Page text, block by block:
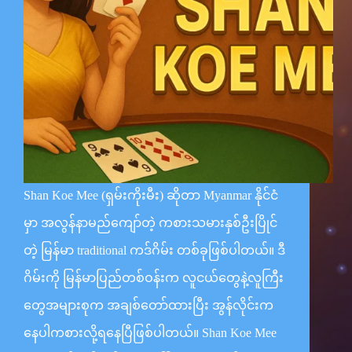
Shan Koe Mee (ရှမ်းကိုးမီး) ဆိုတာ Myanmar နိုင်ငံ
မှာ အလွန်နာမည်ကျော်တဲ့ ကစားသမားနှစ်ဦးပြိုင်
တဲ့ မြန်မာ traditional ကဒ်ဂိမ်း တစ်ခုဖြစ်ပါတယ်။ ဒီ
ဂိမ်းကို မြန်မာပြည်တစ်ဝန်းက လူငယ်တွေနဲ့လူကြီး
တွေအများစုက အချစ်တော်ထားပြီး အွန်လိုင်းက
နေပါကစားလို့ရနေပြီဖြစ်ပါတယ်။ Shan Koe Mee